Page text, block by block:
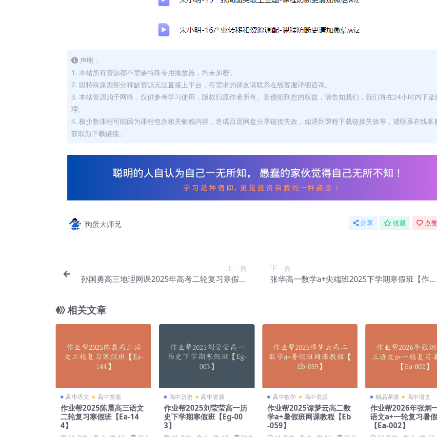
声明：
1. 本站所有资源都不需要特殊专用播放器，均未加密。
2. 因特殊原因部分稀缺资源无法直接上平台，有需求的课友请联系在线客服详细咨询。
3. 本站资源购于网络，仅供参考学习使用，版权归原作者所有。若侵犯到您的权益，请告知我们，我们将在24小时内下架
理。
4. 极少数课程可能因为课程包含相关敏感内容，造成百度网盘分享链接失效，如遇到课程下载链接失效等，请联系在线客
获取新下载链接。
狗蛋大师兄 分享 收藏 点
上一篇
孙国勇高三地理网课2025年高考二轮复习寒假班
下一篇
张华高一数学a+尖端班2025下学期寒假班【作业
相关文章
高中语文 高中资源
作业帮2025陈晨高三语文
二轮复习寒假班【Ea-14
4】
高中历史 高中资源
作业帮2025刘莹莹高一历
史下学期寒假班【Eg-00
3】
高中数学 高中资源
作业帮2025谭梦云高二数
学a+暑假班网课教程【Eb
-059】
精品课源 高中语文
作业帮2026年张炯
语文a+一轮复习暑
【Ea-002】